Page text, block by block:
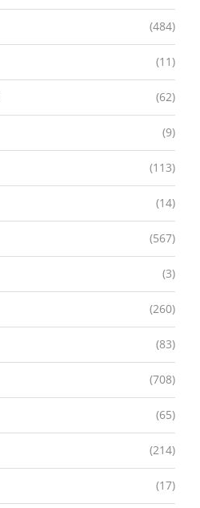
(484)
(11)
(62)
(9)
(113)
(14)
(567)
(3)
(260)
(83)
(708)
(65)
(214)
(17)